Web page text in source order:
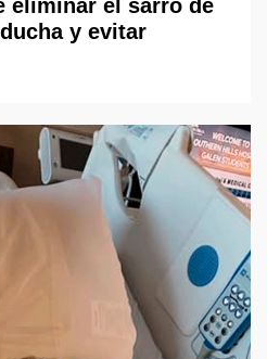
eliminar el sarro de
y evitar